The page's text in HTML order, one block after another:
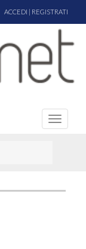
ACCEDI | REGISTRATI